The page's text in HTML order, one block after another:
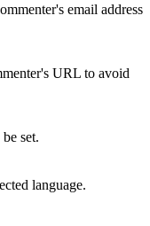
email address
URL to avoid
set.
language.